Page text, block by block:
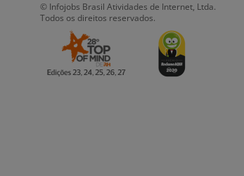
© Infojobs Brasil Atividades de Internet, Ltda.
Todos os direitos reservados.